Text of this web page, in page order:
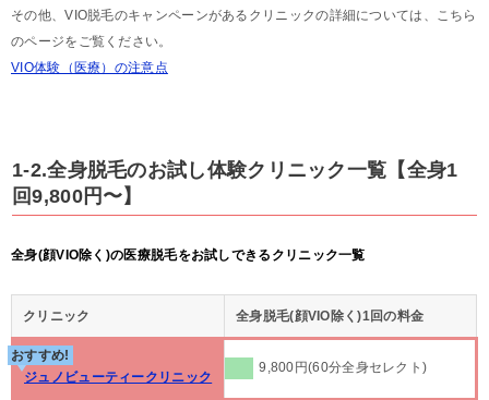
その他、VIO脱毛のキャンペーンがあるクリニックの詳細については、こちら
のページをご覧ください。
VIO体験（医療）の注意点
1-2.全身脱毛のお試し体験クリニック一覧【全身1
回9,800円〜】
全身(顔VIO除く)の医療脱毛をお試しできるクリニック一覧
クリニック 全身脱毛(顔VIO除く)1回の料金
おすすめ!
ジュノビューティークリニック
9,800円(60分全身セレクト)